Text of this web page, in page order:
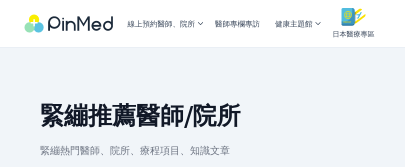
線上預約醫師、院所 醫師專欄專訪 健康主題館
日本醫療專區
緊繃推薦醫師/院所
緊繃熱門醫師、院所、療程項目、知識文章